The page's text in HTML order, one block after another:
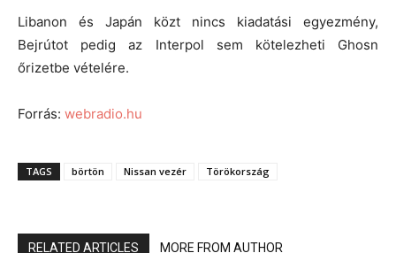
Libanon és Japán közt nincs kiadatási egyezmény,
Bejrútot pedig az Interpol sem kötelezheti Ghosn
őrizetbe vételére.
Forrás: webradio.hu
TAGS börtön Nissan vezér Törökország
RELATED ARTICLES MORE FROM AUTHOR